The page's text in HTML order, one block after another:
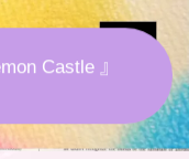
ズ (kindle出
Castle 』